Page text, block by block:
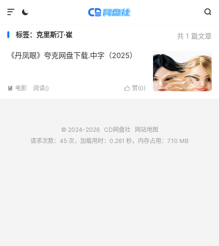
 

共 1 篇文章
标签：克里斯汀·崔
《丹凤眼》夸克网盘下载.中字（2025）
 赞(0)
 电影 阅读()
© 2024-2026 CD网盘社
网站地图
请求次数：45 次，加载用时：0.261 秒，内存占用：7.10 MB